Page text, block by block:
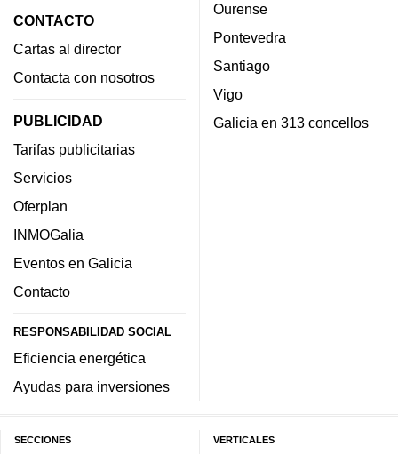
CONTACTO
Cartas al director
Contacta con nosotros
PUBLICIDAD
Tarifas publicitarias
Servicios
Oferplan
INMOGalia
Eventos en Galicia
Contacto
RESPONSABILIDAD SOCIAL
Eficiencia energética
Ayudas para inversiones
Ourense
Pontevedra
Santiago
Vigo
Galicia en 313 concellos
SECCIONES VERTICALES